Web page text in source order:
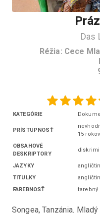
Das
Réžia: Cece
KATEGÓRIE
PRÍSTUPNOSŤ
15 rokov
OBSAHOVÉ
DESKRIPTORY
JAZYKY
TITULKY
FAREBNOSŤ
farebný
Songea, Tanzánia.